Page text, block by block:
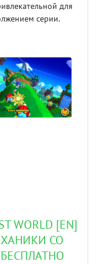
для
серии.
WORLD [EN]
СО